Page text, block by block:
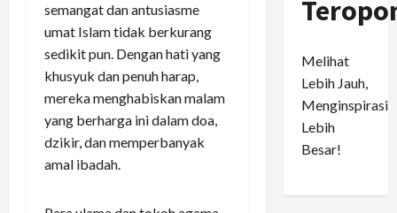
semangat dan antusiasme
umat Islam tidak berkurang
sedikit pun. Dengan hati yang
khusyuk dan penuh harap,
mereka menghabiskan malam
yang berharga ini dalam doa,
dzikir, dan memperbanyak
amal ibadah.
Melihat
Lebih Jauh,
Menginspirasi
Lebih
Besar!